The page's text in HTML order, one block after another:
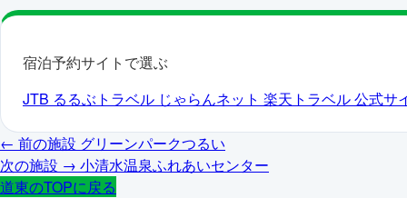
宿泊予約サイトで選ぶ
JTB るるぶトラベル じゃらんネット 楽天トラベル公式サ
← 前の施設 グリーンパークつるい
次の施設 → 小清水温泉ふれあいセンター
道東のTOPに戻る